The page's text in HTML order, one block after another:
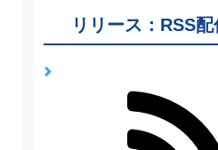
リリース：RSS配